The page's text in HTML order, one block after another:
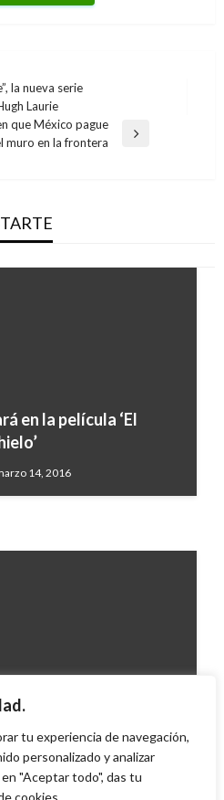
tu experiencia de navegación,
personalizado y analizar
"Aceptar todo", das tu
cookies.
la nueva serie
Laurie
que México pague
muro en la frontera
en la película ‘El
14, 2016
póstumo al
de la película
cubano Pablo
22, 2022